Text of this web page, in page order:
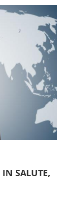
SALUTE,